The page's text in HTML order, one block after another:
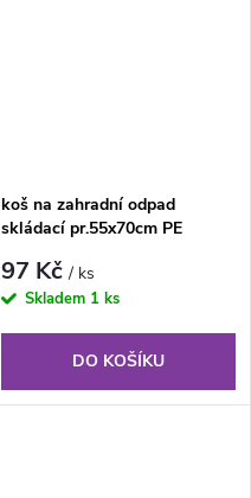
koš na zahradní odpad
skládací pr.55x70cm PE
97 Kč/ ks
Skladem 1 ks
DO KOŠÍKU